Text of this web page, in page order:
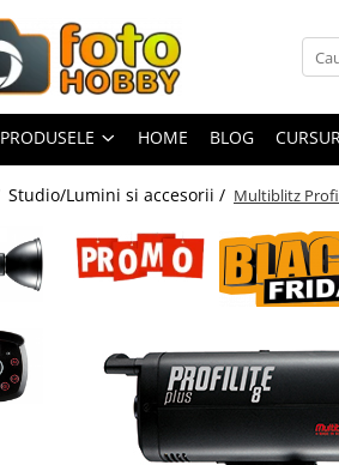
HOME BLOG
Studio/Lumini si accesorii / Multiblitz